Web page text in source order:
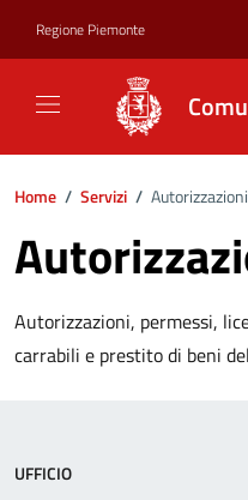
Regione Piemonte
Home / Servizi / Autorizzazioni
Autorizzazioni, permessi,
carrabili e prestito di beni
UFFICIO